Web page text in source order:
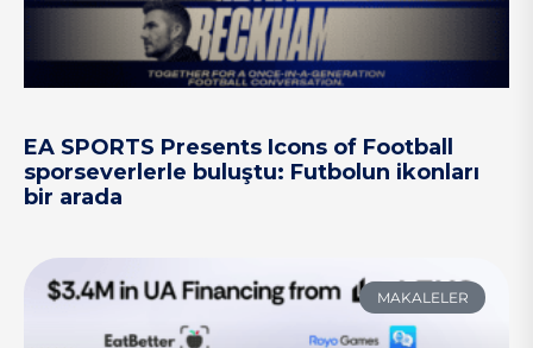
EA SPORTS Presents Icons of Football
sporseverlerle buluştu: Futbolun ikonları
bir arada
MAKALELER